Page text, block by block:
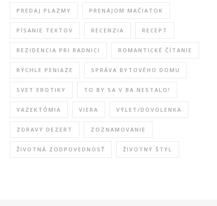
PREDAJ PLAZMY PRENÁJOM MAČIATOK
PÍSANIE TEXTOV RECENZIA RECEPT
REZIDENCIA PRI RADNICI ROMANTICKÉ ČÍTANIE
RÝCHLE PENIAZE SPRÁVA BYTOVÉHO DOMU
SVET EROTIKY TO BY SA V BA NESTALO!
VAZEKTÓMIA VIERA VÝLET/DOVOLENKA
ZDRAVÝ DEZERT ZOZNAMOVANIE
ŽIVOTNÁ ZODPOVEDNOSŤ ŽIVOTNÝ ŠTÝL